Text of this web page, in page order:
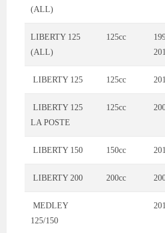
(ALL)
LIBERTY 125
(ALL)
125cc
LIBERTY 125 125cc
LIBERTY 125
LA POSTE
125cc
LIBERTY 150 150cc
LIBERTY 200 200cc
MEDLEY
125/150